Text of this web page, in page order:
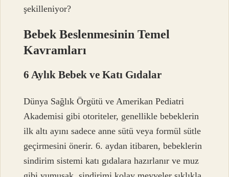
şekilleniyor?
Bebek Beslenmesinin Temel
Kavramları
6 Aylık Bebek ve Katı Gıdalar
Dünya Sağlık Örgütü ve Amerikan Pediatri
Akademisi gibi otoriteler, genellikle bebeklerin
ilk altı ayını sadece anne sütü veya formül sütle
geçirmesini önerir. 6. aydan itibaren, bebeklerin
sindirim sistemi katı gıdalara hazırlanır ve muz